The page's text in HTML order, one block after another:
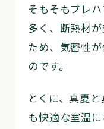
そもそもプレ
多く、断熱材
ため、気密性
のです。
とくに、真夏
も快適な室温